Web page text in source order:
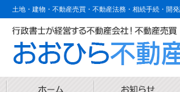
土地・建物・不動産売買・不動産法務・相続手続・開